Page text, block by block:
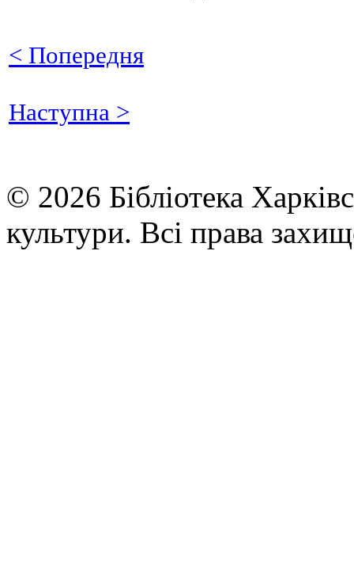
< Попередня
Наступна >
© 2026 Бібліотека
культури. Всі права